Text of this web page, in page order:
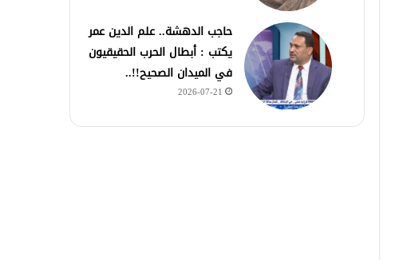
حاجب الدهشة.. علم الدين عمر
يكتب : أبطال الحرب الحقيقيون
في الميدان الصحيح!!..
2026-07-21